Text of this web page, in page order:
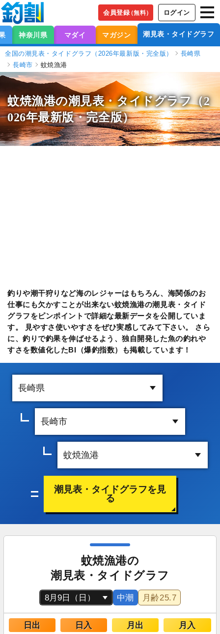
会員登録（無料） ログイン
神奈川県 マダイ マガジン 潮見表・タイドグラフ
全国の潮見表・タイドグラフ（2026年最新版・完全版）
長崎県
長崎市
蚊焼漁港
蚊焼漁港の潮見表・タイドグラフ（2
026年最新版・完全版）
釣りや潮干狩りなど海のレジャーはもちろん、海関係のお
仕事にも欠かすことが出来ない蚊焼漁港の潮見表・タイド
グラフをピンポイントで詳細な最新データを公開していま
す。 見やすさ使いやすさをぜひ実感してみて下さい。 さら
に、釣りで釣果を伸ばせるよう、独自開発した魚の釣れや
すさを数値化したBI（爆釣指数）も掲載しています！
潮見表・タイドグラフを見
る
蚊焼漁港の
潮見表・タイドグラフ
中潮 月齢25.7
日出 日入 月出 月入